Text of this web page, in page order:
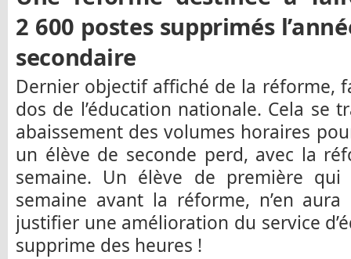
2 600 postes supprimés
secondaire
Dernier objectif affiché de la réforme,
dos de l’éducation nationale. Cela se
abaissement des volumes horaires
un élève de seconde perd, avec la
semaine. Un élève de première
semaine avant la réforme, n’en
justifier une amélioration du service
supprime des heures !